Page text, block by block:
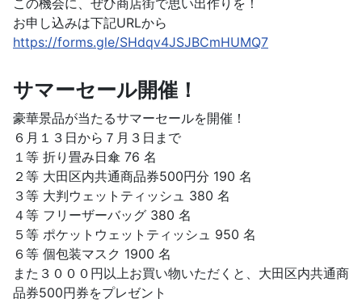
この機会に、ぜひ商店街で思い出作りを！
お申し込みは下記URLから
https://forms.gle/SHdqv4JSJBCmHUMQ7
サマーセール開催！
豪華景品が当たるサマーセールを開催！
６月１３日から７月３日まで
１等 折り畳み日傘 76 名
２等 大田区内共通商品券500円分 190 名
３等 大判ウェットティッシュ 380 名
４等 フリーザーバッグ 380 名
５等 ポケットウェットティッシュ 950 名
６等 個包装マスク 1900 名
また３０００円以上お買い物いただくと、大田区内共通商
品券500円券をプレゼント